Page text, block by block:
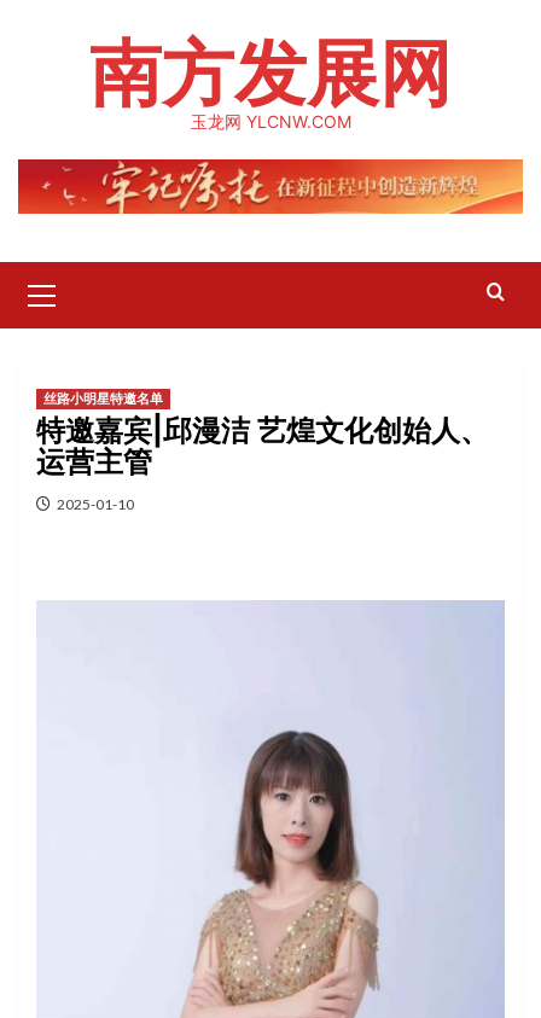
南方发展网
玉龙网 YLCNW.COM
Menu
丝路小明星特邀名单
特邀嘉宾|邱漫洁 艺煌文化创始人、
运营主管
2025-01-10